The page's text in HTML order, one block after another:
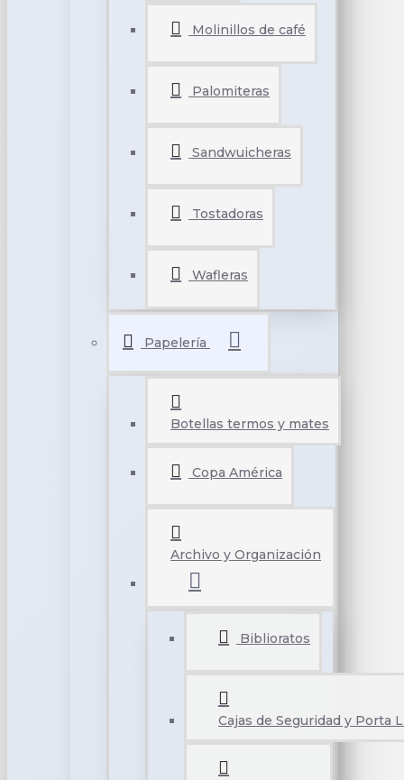
Molinillos de café
Palomiteras
Sandwuicheras
Tostadoras
Wafleras
Papelería
Botellas termos y mates
Copa América
Archivo y Organización
Biblioratos
Cajas de Seguridad y Porta